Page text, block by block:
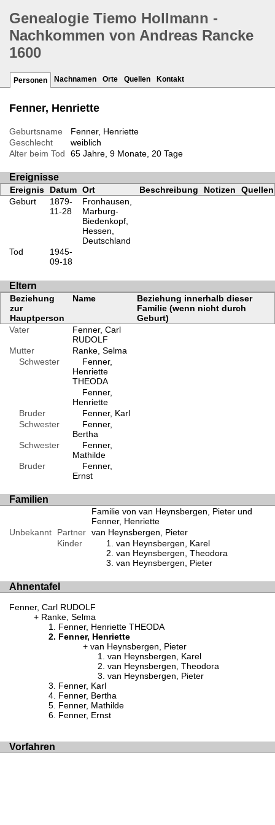
Genealogie Tiemo Hollmann -
Nachkommen von Andreas Rancke
1600
Personen Nachnamen Orte Quellen Kontakt
Fenner, Henriette
Geburtsname
Fenner, Henriette
Geschlecht
weiblich
Alter beim Tod
65 Jahre, 9 Monate, 20 Tage
Ereignisse
Ereignis Datum Ort Beschreibung Notizen
Quellen
Geburt
1879-
11-28
Fronhausen,
Marburg-
Biedenkopf,
Hessen,
Deutschland
Tod
1945-
09-18
Eltern
Beziehung
zur
Hauptperson
Name
Beziehung innerhalb dieser
Familie (wenn nicht durch
Geburt)
Vater
Fenner, Carl
RUDOLF
Mutter
Ranke, Selma
Schwester
Fenner,
Henriette
THEODA
Fenner,
Henriette
Bruder
Fenner, Karl
Schwester
Fenner,
Bertha
Schwester
Fenner,
Mathilde
Bruder
Fenner,
Ernst
Familien
Familie von van Heynsbergen, Pieter und
Fenner, Henriette
Unbekannt
Partner van Heynsbergen, Pieter
Kinder
van Heynsbergen, Karel
van Heynsbergen, Theodora
van Heynsbergen, Pieter
Ahnentafel
Fenner, Carl RUDOLF
Ranke, Selma
Fenner, Henriette THEODA
Fenner, Henriette
van Heynsbergen, Pieter
van Heynsbergen, Karel
van Heynsbergen, Theodora
van Heynsbergen, Pieter
Fenner, Karl
Fenner, Bertha
Fenner, Mathilde
Fenner, Ernst
Vorfahren